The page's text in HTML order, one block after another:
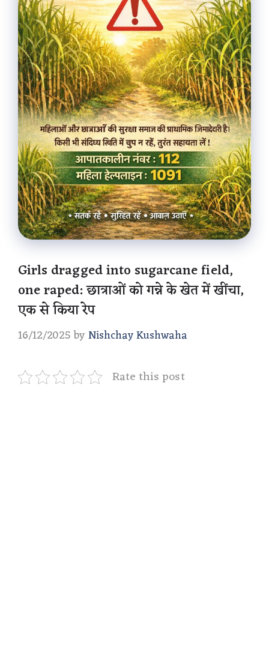
Girls dragged into sugarcane field,
one raped: छात्राओं को गन्ने के खेत में खींचा,
एक से किया रेप
16/12/2025 byNishchay Kushwaha
Rate this post